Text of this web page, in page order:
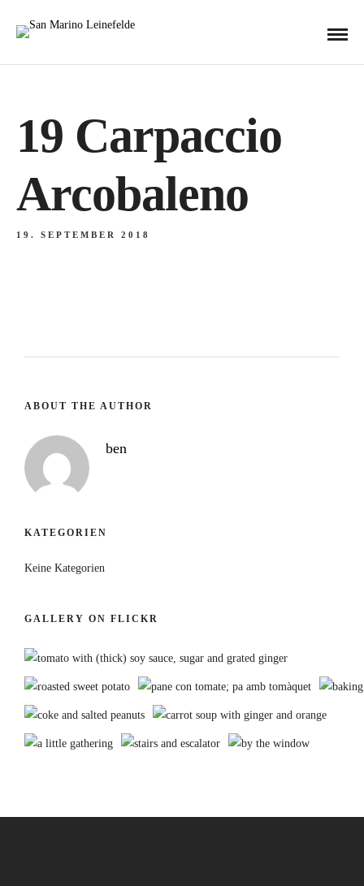
19 Carpaccio
Arcobaleno
19. SEPTEMBER 2018
ABOUT THE AUTHOR
ben
KATEGORIEN
Keine Kategorien
GALLERY ON FLICKR